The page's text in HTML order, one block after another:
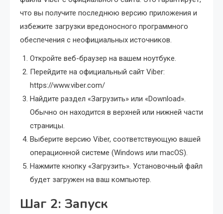
что вы получите последнюю версию приложения и
избежите загрузки вредоносного программного
обеспечения с неофициальных источников.
Откройте веб-браузер на вашем ноутбуке.
Перейдите на официальный сайт Viber:
https://www.viber.com/
Найдите раздел «Загрузить» или «Download».
Обычно он находится в верхней или нижней части
страницы.
Выберите версию Viber, соответствующую вашей
операционной системе (Windows или macOS).
Нажмите кнопку «Загрузить». Установочный файл
будет загружен на ваш компьютер.
Шаг 2: Запуск